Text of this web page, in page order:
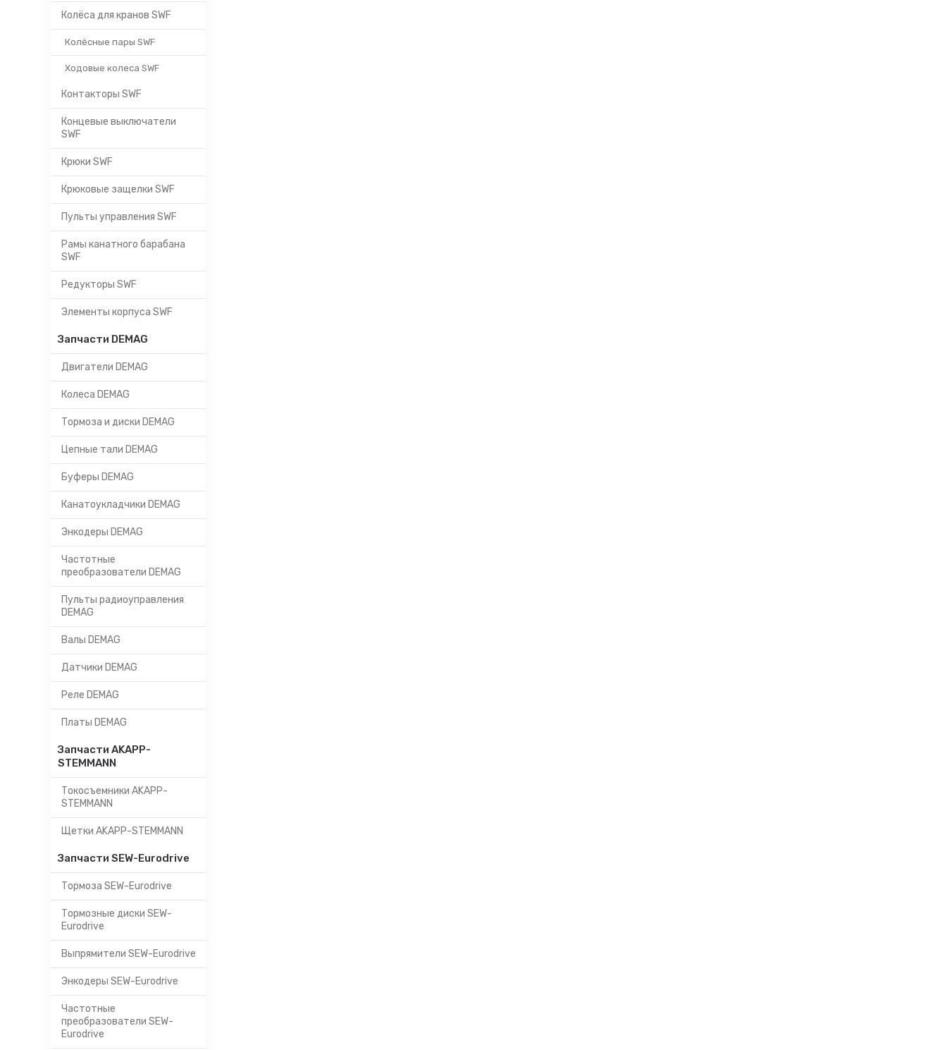
Колёса для кранов SWF
Колёсные пары SWF
Ходовые колеса SWF
Контакторы SWF
Концевые выключатели
SWF
Крюки SWF
Крюковые защелки SWF
Пульты управления SWF
Рамы канатного барабана
SWF
Редукторы SWF
Элементы корпуса SWF
Запчасти DEMAG
Двигатели DEMAG
Колеса DEMAG
Тормоза и диски DEMAG
Цепные тали DEMAG
Буферы DEMAG
Канатоукладчики DEMAG
Энкодеры DEMAG
Частотные
преобразователи DEMAG
Пульты радиоуправления
DEMAG
Валы DEMAG
Датчики DEMAG
Реле DEMAG
Платы DEMAG
Запчасти AKAPP-
STEMMANN
Токосъемники AKAPP-
STEMMANN
Щетки AKAPP-STEMMANN
Запчасти SEW-Eurodrive
Тормоза SEW-Eurodrive
Тормозные диски SEW-
Eurodrive
Выпрямители SEW-Eurodrive
Энкодеры SEW-Eurodrive
Частотные
преобразователи SEW-
Eurodrive